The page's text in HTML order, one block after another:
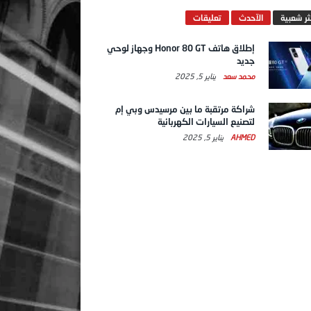
شعبية الآحدث تعليقات
إطلاق هاتف Honor 80 GT وجهاز لوحي
جديد
محمد سعد يناير 5, 2025
شراكة مرتقبة ما بين مرسيدس وبي إم
لتصنيع السيارات الكهربائية
AHMED يناير 5, 2025